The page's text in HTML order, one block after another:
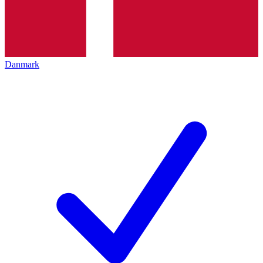
Danmark